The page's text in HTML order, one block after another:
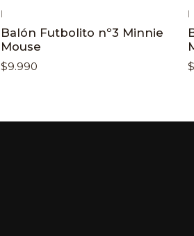
|
Balón Futbolito nº3 Minnie
Mouse
$9.990
|